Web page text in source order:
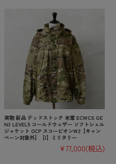
実物 新品 デッドストック 米軍 ECWCS GE
N3 LEVEL5 コールドウェザー ソフトシェル
ジャケット OCP スコーピオンW2【キャン
ペーン対象外】【I】ミリタリー
¥77,000(税込)